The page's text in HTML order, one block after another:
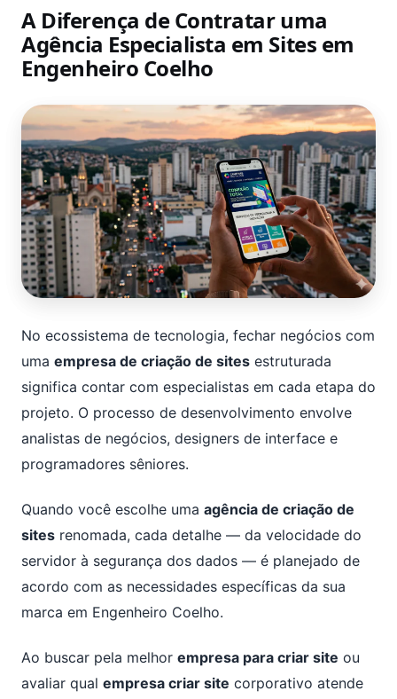
A Diferença de Contratar uma
Agência Especialista em Sites em
Engenheiro Coelho
No ecossistema de tecnologia, fechar negócios com
uma empresa de criação de sites estruturada
significa contar com especialistas em cada etapa do
projeto. O processo de desenvolvimento envolve
analistas de negócios, designers de interface e
programadores sêniores.
Quando você escolhe uma agência de criação de
sites renomada, cada detalhe — da velocidade do
servidor à segurança dos dados — é planejado de
acordo com as necessidades específicas da sua
marca em Engenheiro Coelho.
Ao buscar pela melhor empresa para criar site ou
avaliar qual empresa criar site corporativo atende